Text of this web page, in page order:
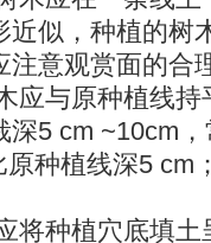
似，种植的树
意观赏面的合
应与原种植线持
5 cm ~10cm
种植线深5 cm
将种植穴底填土